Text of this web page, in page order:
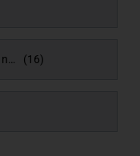
(16)